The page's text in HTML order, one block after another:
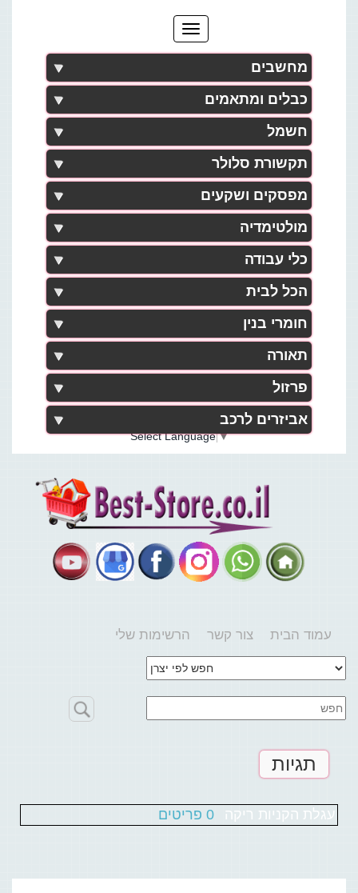
מחשבים
כבלים ומתאמים
חשמל
תקשורת סלולר
מפסקים ושקעים
מולטימדיה
כלי עבודה
הכל לבית
חומרי בנין
תאורה
פרזול
אביזרים לרכב
Select Language▼
הרשימות שלי עמוד הבית צור קשר
תגיות
עגלת הקניות ריקה 0 פריטים